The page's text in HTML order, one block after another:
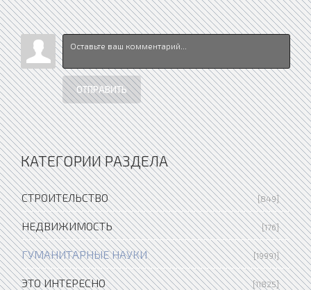
ОТПРАВИТЬ
КАТЕГОРИИ РАЗДЕЛА
СТРОИТЕЛЬСТВО [849]
НЕДВИЖИМОСТЬ [176]
ГУМАНИТАРНЫЕ НАУКИ [19991]
ЭТО ИНТЕРЕСНО [11825]